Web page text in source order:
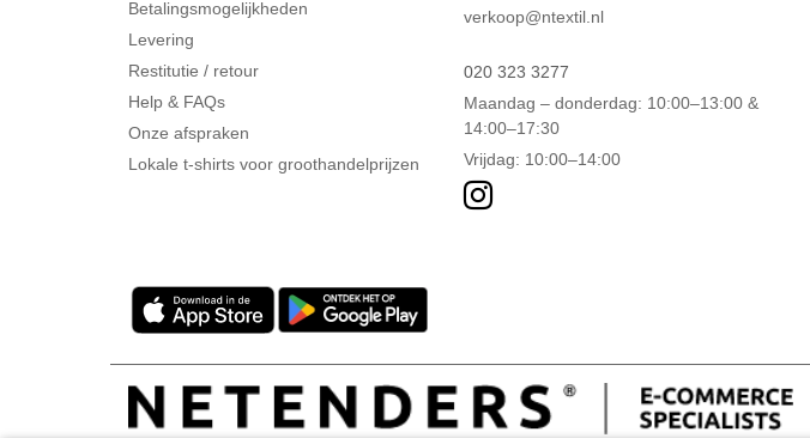
Betalingsmogelijkheden
Levering
Restitutie / retour
Help & FAQs
Onze afspraken
Lokale t-shirts voor groothandelprijzen
verkoop@ntextil.nl
020 323 3277
Maandag – donderdag: 10:00–13:00 &
14:00–17:30
Vrijdag: 10:00–14:00